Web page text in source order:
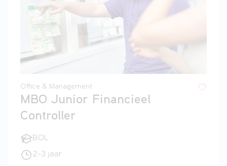
Office & Management
MBO Junior Financieel
Controller
BOL
2-3 jaar